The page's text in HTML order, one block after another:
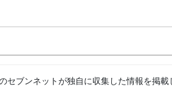
セブンネットが独自に収集した情報を掲